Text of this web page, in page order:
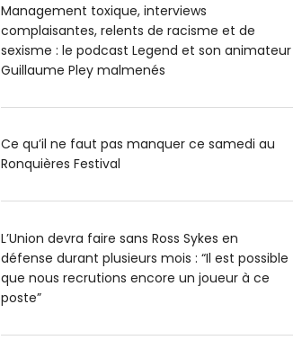
Management toxique, interviews
complaisantes, relents de racisme et de
sexisme : le podcast Legend et son animateur
Guillaume Pley malmenés
Ce qu’il ne faut pas manquer ce samedi au
Ronquières Festival
L’Union devra faire sans Ross Sykes en
défense durant plusieurs mois : “Il est possible
que nous recrutions encore un joueur à ce
poste”